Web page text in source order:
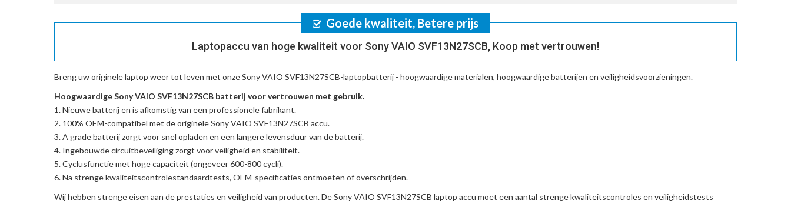
Goede kwaliteit, Betere prijs
Laptopaccu van hoge kwaliteit voor Sony VAIO SVF13N27SCB, Koop met vertrouwen!
Breng uw originele laptop weer tot leven met onzeSony VAIO SVF13N27SCB-laptopbatterij - hoogwaardige materialen, hoogwaardige batterijen en veiligheidsvoorzieningen.
Hoogwaardige Sony VAIO SVF13N27SCB batterij voor vertrouwen met gebruik.
Nieuwe batterij en is afkomstig van een professionele fabrikant.
100% OEM-compatibel met deoriginele Sony VAIO SVF13N27SCB accu.
A grade batterij zorgt voor snel opladen en een langere levensduur van de batterij.
Ingebouwde circuitbeveiliging zorgt voor veiligheid en stabiliteit.
Cyclusfunctie met hoge capaciteit (ongeveer 600-800 cycli).
Na strenge kwaliteitscontrolestandaardtests, OEM-specificaties ontmoeten of overschrijden.
Wij hebben strenge eisen aan de prestaties en veiligheid van producten. DeSony VAIO SVF13N27SCB laptop accu moet een aantal strenge kwaliteitscontroles en veiligheidstests